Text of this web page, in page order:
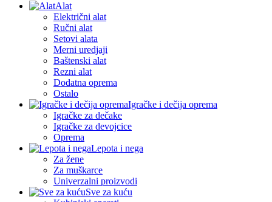
Alat
Električni alat
Ručni alat
Setovi alata
Merni uredjaji
Baštenski alat
Rezni alat
Dodatna oprema
Ostalo
Igračke i dečija oprema
Igračke za dečake
Igračke za devojcice
Oprema
Lepota i nega
Za žene
Za muškarce
Univerzalni proizvodi
Sve za kuću